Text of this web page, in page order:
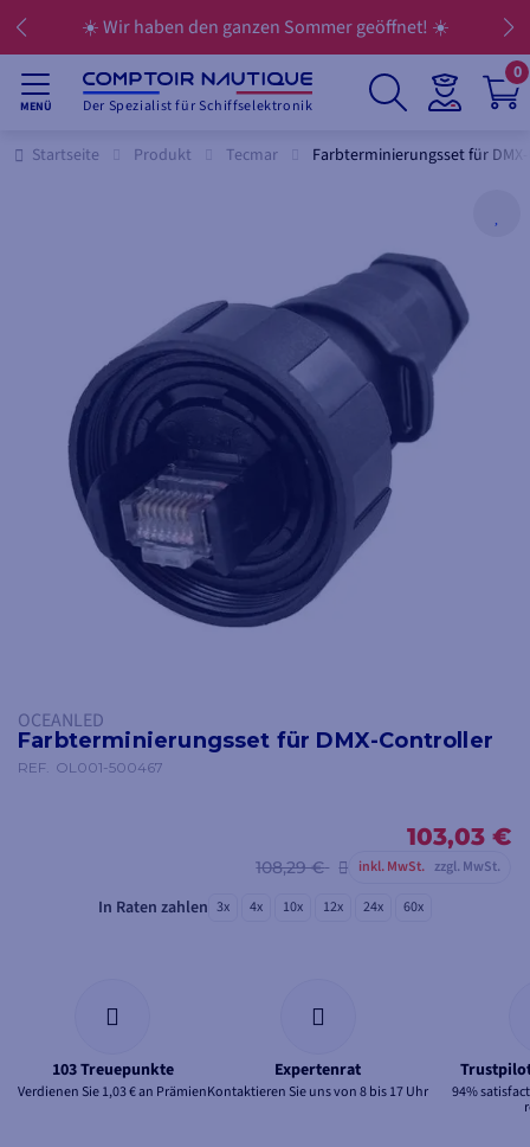
☀️ Wir haben den ganzen Sommer geöffnet! ☀️
MENÜ Der Spezialist für Schiffselektronik
0
Startseite Produkt Tecmar Farbterminierungsset für
OCEANLED
Farbterminierungsset für DMX-Controller
REF. OL001-500467
103,03 €
108,29 € inkl. MwSt. zzgl. MwSt.
In Raten zahlen 3x 4x 10x 12x 24x 60x
103 Treuepunkte
Verdienen Sie 1,03 € an Prämien
Expertenrat
Kontaktieren Sie uns von 8 bis 17 Uhr 94%